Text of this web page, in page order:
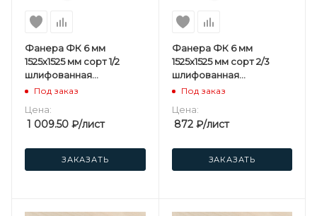
Фанера ФК 6 мм
1525х1525 мм сорт 1/2
шлифованная
березовая
Под заказ
Цена:
1 009.50 ₽/лист
ЗАКАЗАТЬ
Фанера ФК 6 мм
1525х1525 мм сорт 2/3
шлифованная
березовая
Под заказ
Цена:
872₽/лист
ЗАКАЗАТЬ